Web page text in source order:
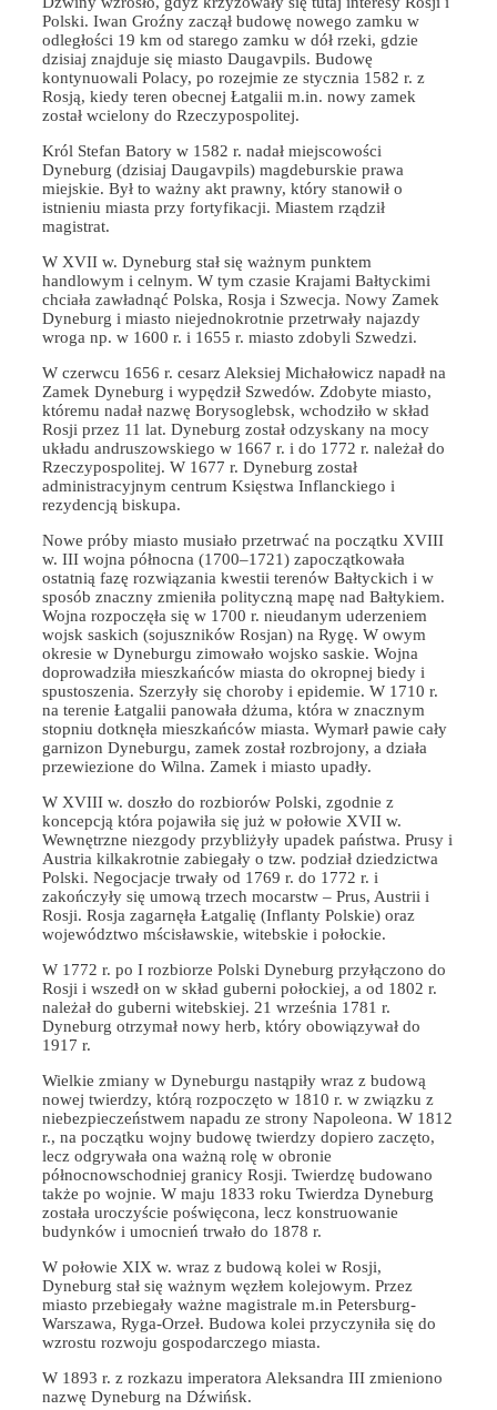
Polski. Iwan Groźny zaczął budowę nowego zamku w
odległości 19 km od starego zamku w dół rzeki, gdzie
dzisiaj znajduje się miasto Daugavpils. Budowę
kontynuowali Polacy, po rozejmie ze stycznia 1582 r. z
Rosją, kiedy teren obecnej Łatgalii m.in. nowy zamek
został wcielony do Rzeczypospolitej.
Król Stefan Batory w 1582 r. nadał miejscowości
Dyneburg (dzisiaj Daugavpils) magdeburskie prawa
miejskie. Był to ważny akt prawny, który stanowił o
istnieniu miasta przy fortyfikacji. Miastem rządził
magistrat.
W XVII w. Dyneburg stał się ważnym punktem
handlowym i celnym. W tym czasie Krajami Bałtyckimi
chciała zawładnąć Polska, Rosja i Szwecja. Nowy Zamek
Dyneburg i miasto niejednokrotnie przetrwały najazdy
wroga np. w 1600 r. i 1655 r. miasto zdobyli Szwedzi.
W czerwcu 1656 r. cesarz Aleksiej Michałowicz napadł na
Zamek Dyneburg i wypędził Szwedów. Zdobyte miasto,
któremu nadał nazwę Borysoglebsk, wchodziło w skład
Rosji przez 11 lat. Dyneburg został odzyskany na mocy
układu andruszowskiego w 1667 r. i do 1772 r. należał do
Rzeczypospolitej. W 1677 r. Dyneburg został
administracyjnym centrum Księstwa Inflanckiego i
rezydencją biskupa.
Nowe próby miasto musiało przetrwać na początku XVIII
w. III wojna północna (1700–1721) zapoczątkowała
ostatnią fazę rozwiązania kwestii terenów Bałtyckich i w
sposób znaczny zmieniła polityczną mapę nad Bałtykiem.
Wojna rozpoczęła się w 1700 r. nieudanym uderzeniem
wojsk saskich (sojuszników Rosjan) na Rygę. W owym
okresie w Dyneburgu zimowało wojsko saskie. Wojna
doprowadziła mieszkańców miasta do okropnej biedy i
spustoszenia. Szerzyły się choroby i epidemie. W 1710 r.
na terenie Łatgalii panowała dżuma, która w znacznym
stopniu dotknęła mieszkańców miasta. Wymarł pawie cały
garnizon Dyneburgu, zamek został rozbrojony, a działa
przewiezione do Wilna. Zamek i miasto upadły.
W XVIII w. doszło do rozbiorów Polski, zgodnie z
koncepcją która pojawiła się już w połowie XVII w.
Wewnętrzne niezgody przybliżyły upadek państwa. Prusy i
Austria kilkakrotnie zabiegały o tzw. podział dziedzictwa
Polski. Negocjacje trwały od 1769 r. do 1772 r. i
zakończyły się umową trzech mocarstw – Prus, Austrii i
Rosji. Rosja zagarnęła Łatgalię (Inflanty Polskie) oraz
województwo mścisławskie, witebskie i połockie.
W 1772 r. po I rozbiorze Polski Dyneburg przyłączono do
Rosji i wszedł on w skład guberni połockiej, a od 1802 r.
należał do guberni witebskiej. 21 września 1781 r.
Dyneburg otrzymał nowy herb, który obowiązywał do
1917 r.
Wielkie zmiany w Dyneburgu nastąpiły wraz z budową
nowej twierdzy, którą rozpoczęto w 1810 r. w związku z
niebezpieczeństwem napadu ze strony Napoleona. W 1812
r., na początku wojny budowę twierdzy dopiero zaczęto,
lecz odgrywała ona ważną rolę w obronie
północnowschodniej granicy Rosji. Twierdzę budowano
także po wojnie. W maju 1833 roku Twierdza Dyneburg
została uroczyście poświęcona, lecz konstruowanie
budynków i umocnień trwało do 1878 r.
W połowie XIX w. wraz z budową kolei w Rosji,
Dyneburg stał się ważnym węzłem kolejowym. Przez
miasto przebiegały ważne magistrale m.in Petersburg-
Warszawa, Ryga-Orzeł. Budowa kolei przyczyniła się do
wzrostu rozwoju gospodarczego miasta.
W 1893 r. z rozkazu imperatora Aleksandra III zmieniono
nazwę Dyneburg na Dźwińsk.